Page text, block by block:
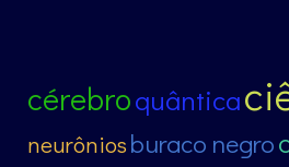
cérebroquântica
neurôniosburaco negro